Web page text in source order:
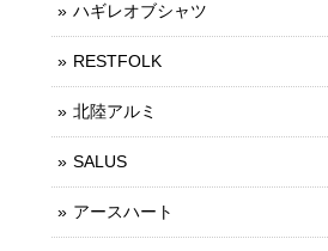
ハギレオブシャツ
RESTFOLK
北陸アルミ
SALUS
アースハート